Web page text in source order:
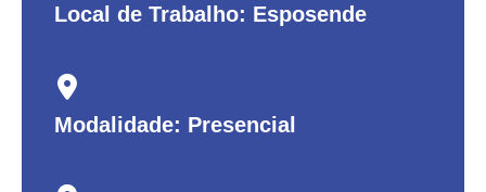
Local de Trabalho: Esposende
Modalidade: Presencial